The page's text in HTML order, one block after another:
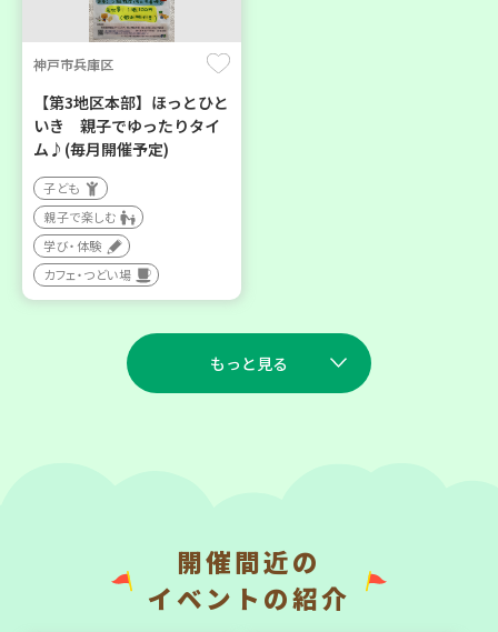
神戸市兵庫区
【第3地区本部】ほっとひと
いき 親子でゆったりタイ
ム♪(毎月開催予定)
子ども
親子で楽しむ
学び・体験
カフェ・つどい場
もっと見る
神戸市兵庫区 神戸市東灘区
開催間近の
イベントの紹介